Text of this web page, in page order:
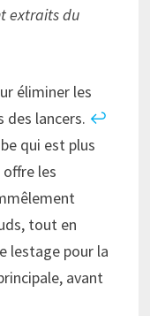
extraits du
éliminer les
des lancers. ↩︎
qui est plus
les
tout en
lestage pour la
avant